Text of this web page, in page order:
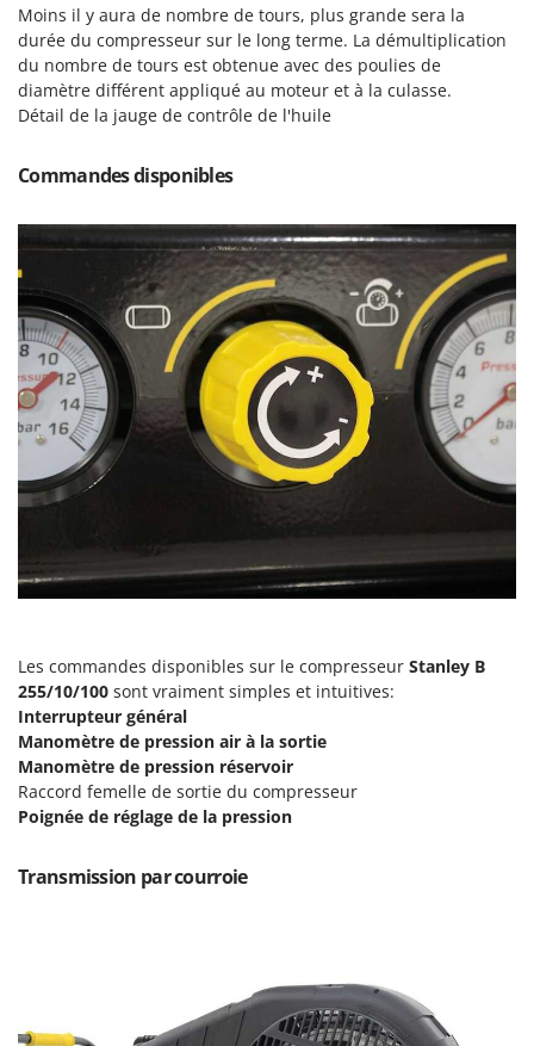
McCulloch
MCH
Michelin
Mille
More than chef
MOVA
Mowox
MTD
N
New O.M.R.A.
Nilfisk
Novital
NuovaFac
O
Officine Savioli
Oliviero
Olix
Omas
Moins il y aura de nombre de tours, plus grande sera la
durée du compresseur sur le long terme. La démultiplication
du nombre de tours est obtenue avec des poulies de
diamètre différent appliqué au moteur et à la culasse.
Détail de la jauge de contrôle de l'huile
Commandes disponibles
Les commandes disponibles sur le compresseur Stanley B
255/10/100 sont vraiment simples et intuitives:
Interrupteur général
Manomètre de pression air à la sortie
Manomètre de pression réservoir
Raccord femelle de sortie du compresseur
Poignée de réglage de la pression
Transmission par courroie